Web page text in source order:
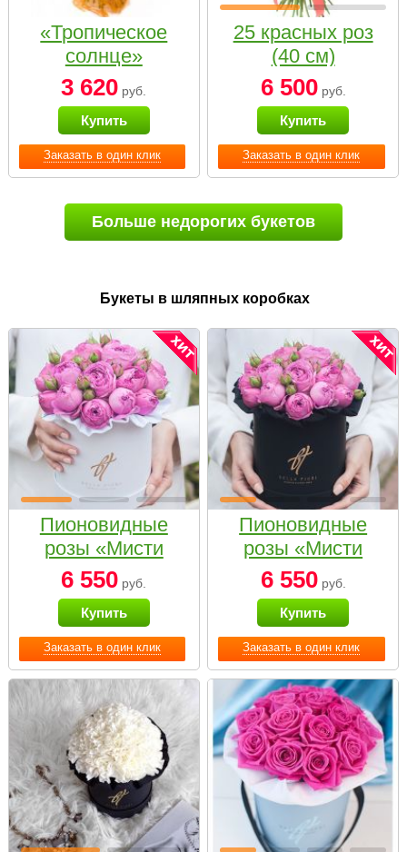
Заказать в один клик
«Тропическое
солнце»
3 620 руб.
Купить
Заказать в один клик
25 красных роз
(40 см)
6 500руб.
Купить
Больше недорогих букетов
Букеты в шляпных коробках
Заказать в один клик
Пионовидные
розы «Мисти
бабблс» в белой
коробке Small
6 550 руб.
Купить
Заказать в один клик
Пионовидные
розы «Мисти
бабблс» в
черной коробке
Small
6 550руб.
Купить